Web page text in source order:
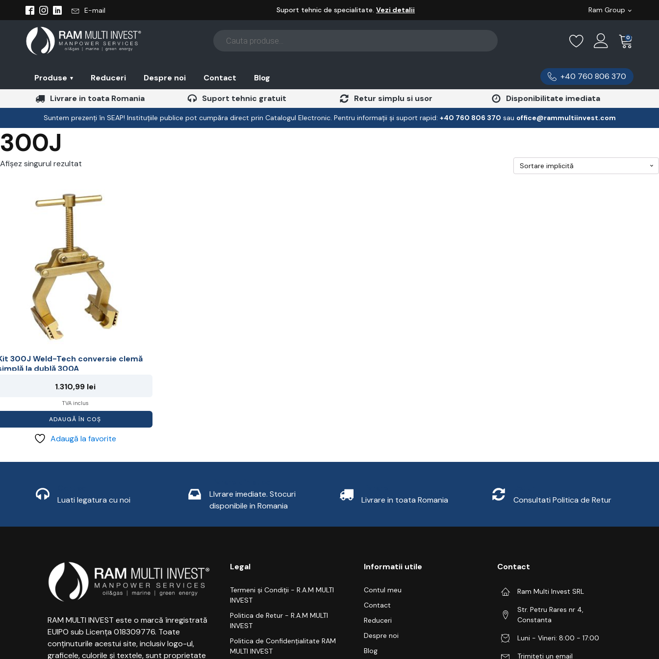
E-mail Suport tehnic de specialitate.Vezi detalii Ram Group
Products
search
0
Produse ▾ Reduceri Despre noi Contact Blog +40 760 806 370
Livrare in toata Romania Suport tehnic gratuit Retur simplu si usor Disponibilitate imediata
Suntem prezenți în SEAP! Instituțiile publice pot cumpăra direct prin Catalogul Electronic. Pentru informații și suport rapid: ‪+40 760 806 370 ‬ sau office@rammultiinvest.com
300J
Afișez singurul rezultat
300J Weld-Tech conversie clemă
la dublă 300A
1.310,99 lei
TVA inclus
ADAUGĂ ÎN COȘ
Adaugă la favorite
Luati legatura cu noi
LIvrare imediate. Stocuri
disponibile in Romania
Livrare in toata Romania
Consultati Politica de Retur
RAM MULTI INVEST este o marcă înregistrată
EUIPO sub Licența 018309776. Toate
conținuturile acestui site, inclusiv logo-ul,
graficele, culorile și textele, sunt proprietate
Legal
Termeni și Condiții - R.A.M MULTI
INVEST
Politica de Retur - R.A.M MULTI
INVEST
Politica de Confidențialitate RAM
MULTI INVEST
Informatii utile
Contul meu
Contact
Reduceri
Despre noi
Blog
Contact
Ram Multi Invest SRL
Str. Petru Rares nr 4,
Constanta
Luni - Vineri: 8:00 - 17:00
Trimiteti un email